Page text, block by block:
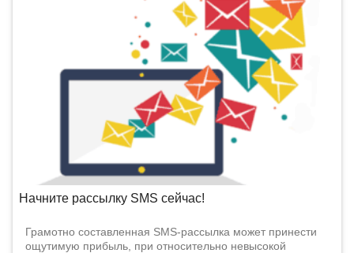
Начните рассылку SMS сейчас!
Грамотно составленная SMS-рассылка может принести
ощутимую прибыль, при относительно невысокой